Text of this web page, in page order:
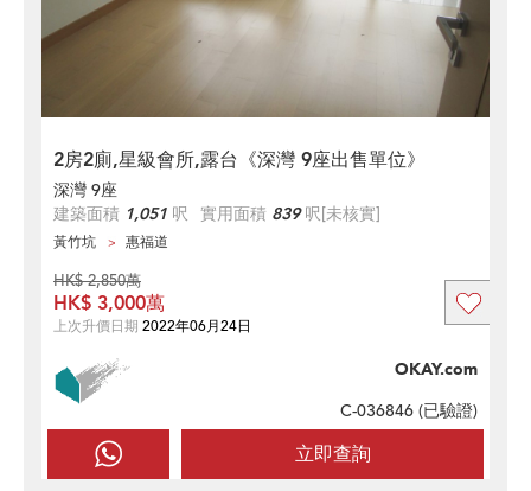
2房2廁,星級會所,露台《深灣 9座出售單位》
深灣 9座
建築面積 1,051 呎 實用面積 839呎[未核實]
黃竹坑 惠福道
立即查詢
OKAY.com
C-036846 (已驗證)
HK$ 2,850萬
HK$ 3,000萬
上次升價日期 2022年06月24日